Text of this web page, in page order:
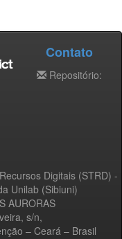
Digitais (STRD) -
Unilab (Sibiuni)
AURORAS
s/n,
– Ceará – Brasil
Contato
Repositório: